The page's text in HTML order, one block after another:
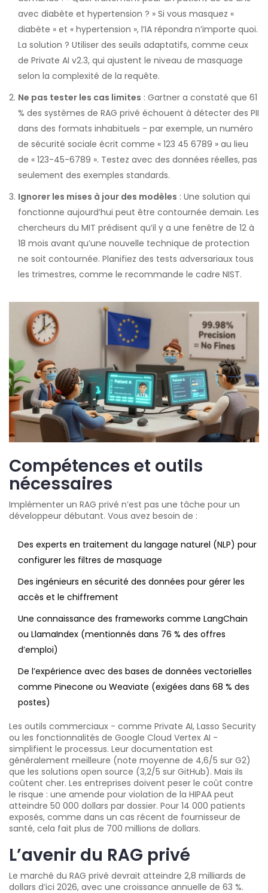
avec diabète et hypertension ? » Si vous masquez «
diabète » et « hypertension », l’IA répondra n’importe quoi.
La solution ? Utiliser des seuils adaptatifs, comme ceux
de Private AI v2.3, qui ajustent le niveau de masquage
selon la complexité de la requête.
Ne pas tester les cas limites : Gartner a constaté que 61
% des systèmes de RAG privé échouent à détecter des PII
dans des formats inhabituels - par exemple, un numéro
de sécurité sociale écrit comme « 123 45 6789 » au lieu
de « 123-45-6789 ». Testez avec des données réelles, pas
seulement des exemples standards.
Ignorer les mises à jour des modèles : Une solution qui
fonctionne aujourd’hui peut être contournée demain. Les
chercheurs du MIT prédisent qu’il y a une fenêtre de 12 à
18 mois avant qu’une nouvelle technique de protection
ne soit contournée. Planifiez des tests adversariaux tous
les trimestres, comme le recommande le cadre NIST.
Compétences et outils
nécessaires
Implémenter un RAG privé n’est pas une tâche pour un
développeur débutant. Vous avez besoin de :
Des experts en traitement du langage naturel (NLP) pour
configurer les filtres de masquage
Des ingénieurs en sécurité des données pour gérer les
accès et le chiffrement
Une connaissance des frameworks comme LangChain
ou LlamaIndex (mentionnés dans 76 % des offres
d’emploi)
De l’expérience avec des bases de données vectorielles
comme Pinecone ou Weaviate (exigées dans 68 % des
postes)
Les outils commerciaux - comme Private AI, Lasso Security
ou les fonctionnalités de Google Cloud Vertex AI -
simplifient le processus. Leur documentation est
généralement meilleure (note moyenne de 4,6/5 sur G2)
que les solutions open source (3,2/5 sur GitHub). Mais ils
coûtent cher. Les entreprises doivent peser le coût contre
le risque : une amende pour violation de la HIPAA peut
atteindre 50 000 dollars par dossier. Pour 14 000 patients
exposés, comme dans un cas récent de fournisseur de
santé, cela fait plus de 700 millions de dollars.
L’avenir du RAG privé
Le marché du RAG privé devrait atteindre 2,8 milliards de
dollars d’ici 2026, avec une croissance annuelle de 63 %.